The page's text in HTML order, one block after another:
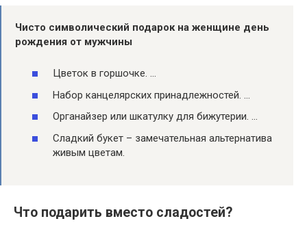
Чисто символический подарокна женщине день
рождения от мужчины
Цветок в горшочке. …
Набор канцелярских принадлежностей. …
Органайзер или шкатулку для бижутерии. …
Сладкий букет – замечательная альтернатива
живым цветам.
Что подарить вместо сладостей?